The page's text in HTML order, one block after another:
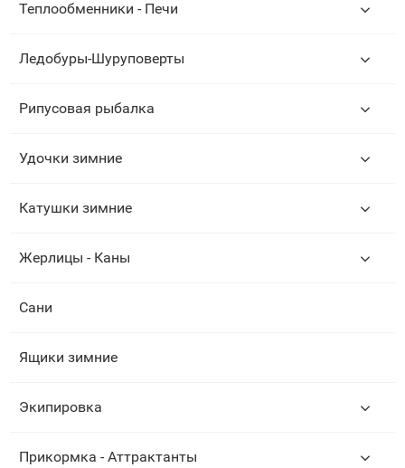
Теплообменники - Печи
Ледобуры-Шуруповерты
Рипусовая рыбалка
Удочки зимние
Катушки зимние
Жерлицы - Каны
Сани
Ящики зимние
Экипировка
Прикормка - Аттрактанты